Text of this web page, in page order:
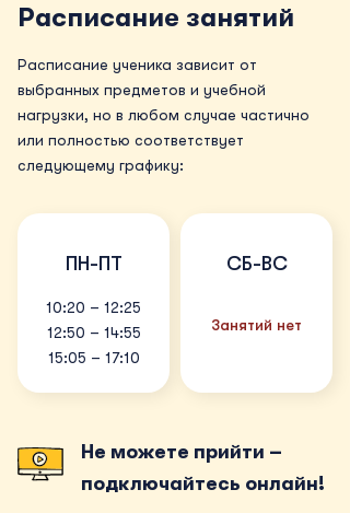
Расписание занятий
Расписание ученика зависит от
выбранных предметов и учебной
нагрузки, но в любом случае частично
или полностью соответствует
следующему графику:
ПН-ПТ
10:20 – 12:25
12:50 – 14:55
15:05 – 17:10
СБ-ВС
Занятий нет
Не можете прийти –
подключайтесь онлайн!